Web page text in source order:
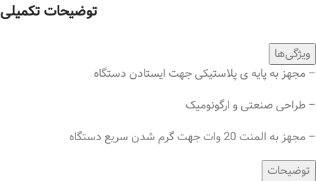
توضیحات تکمیلی
ویژگی‌ها
– مجهز به پایه ی پلاستیکی جهت ایستادن دستگاه
– طراحی صنعتی و ارگونومیک
– مجهز به المنت 20 وات جهت گرم شدن سریع دستگاه
توضیحات